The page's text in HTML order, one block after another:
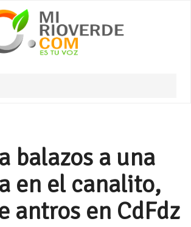
balazos a una
en el canalito,
antros en CdFdz